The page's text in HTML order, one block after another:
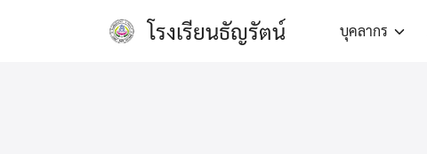
โรงเรียนธัญรัตน์ บุคลากร